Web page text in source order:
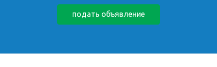
подать объявление